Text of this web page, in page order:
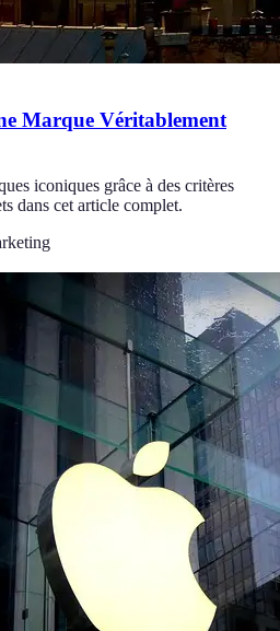
Marque Véritablement
iconiques grâce à des critères
dans cet article complet.